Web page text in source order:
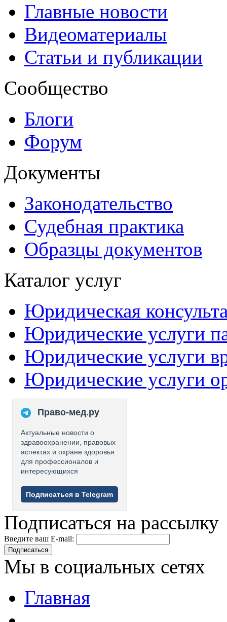
Главные новости
Видеоматериалы
Статьи и публикации
Сообщество
Блоги
Форум
Документы
Законодательство
Судебная практика
Образцы документов
Каталог услуг
Юридическая
Юридические услуги
Юридические услуги
Юридические услуги
Право-мед.ру
Актуальные новости о
здравоохранении, правовых
аспектах и охране здоровья
для профессионалов и
интересующихся
Подписаться в Telegram
Подписаться на рассылку
Введите ваш E-mail:
Подписаться
Мы в социальных сетях
Главная